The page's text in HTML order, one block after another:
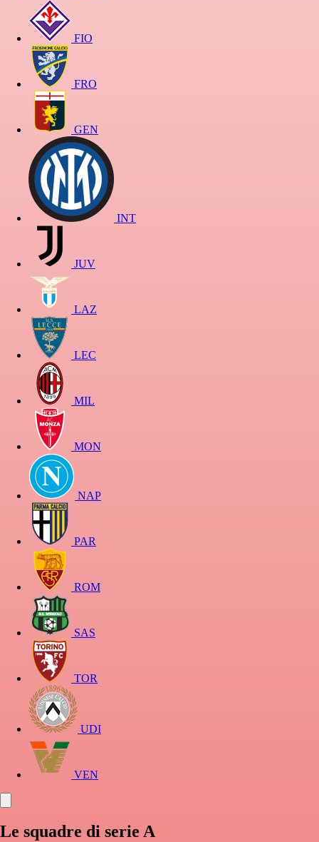
FIO
FRO
GEN
INT
JUV
LAZ
LEC
MIL
MON
NAP
PAR
ROM
SAS
TOR
UDI
VEN
Le squadre di serie A